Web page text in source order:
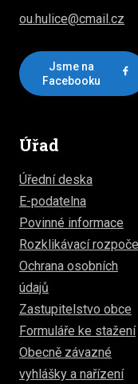
ou.hulice@cmail.cz
Jsme na
Facebooku
Úřad
Úřední deska
E-podatelna
Povinné informace
Rozklikávací
Ochrana osobních
údajů
Zastupitelstvo obce
Formuláře ke stažení
Obecně závazné
vyhlášky a nařízení